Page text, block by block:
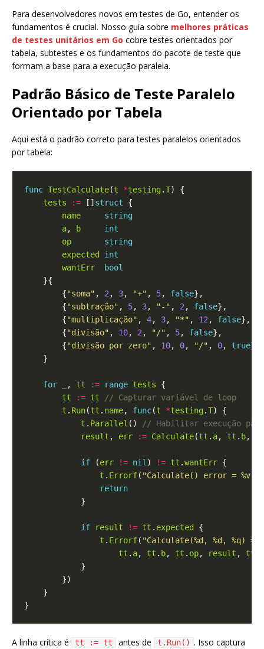
Para desenvolvedores novos em testes de Go, entender os
fundamentos é crucial. Nosso guia sobre melhores práticas
de testes unitários em Go cobre testes orientados por
tabela, subtestes e os fundamentos do pacote de teste que
formam a base para a execução paralela.
Padrão Básico de Teste Paralelo
Orientado por Tabela
Aqui está o padrão correto para testes paralelos orientados
por tabela:
func TestCalculate(t *testing.T
tests
:= [] struct
name
string
a, b
int
op
string
expected
int
wantErr
bool
        {
"soma" , 2 , 3, "+" , 5, false
        {
"subtração" , 5, 3, "-" , 2 , false
        {
"multiplicação" , 4, 3, "*" , 12 , false
        {
"divisão" , 10, 2 , "/" , 5, false
        {
"divisão por zero" , 10, 0, "/" , 0, true
for , tt := range tests
tt
:= tt
t . Run(tt . name, func(t *testing.T
t . Parallel ()
result , err := Calculate(tt . a, tt . b,
if (err != nil ) != tt .wantErr
t . Errorf( "Calculate() error = %v,
return
if result != tt . expected
t . Errorf( "Calculate(%d, %d, %q) =
tt . a, tt . b, tt . op, result , tt
A linha crítica é tt := tt antes de t.Run() . Isso captura